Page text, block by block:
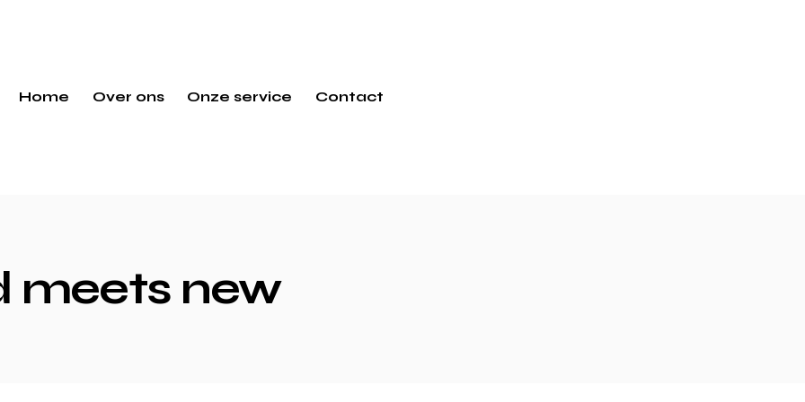
Home Over ons Onze service Contact
meets new